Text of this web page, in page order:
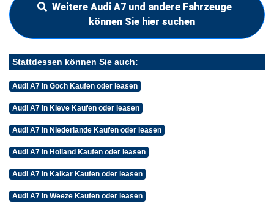
Weitere Audi A7 und andere Fahrzeuge
können Sie hier suchen
Stattdessen können Sie auch:
Audi A7 in Goch Kaufen oder leasen
Audi A7 in Kleve Kaufen oder leasen
Audi A7 in Niederlande Kaufen oder leasen
Audi A7 in Holland Kaufen oder leasen
Audi A7 in Kalkar Kaufen oder leasen
Audi A7 in Weeze Kaufen oder leasen